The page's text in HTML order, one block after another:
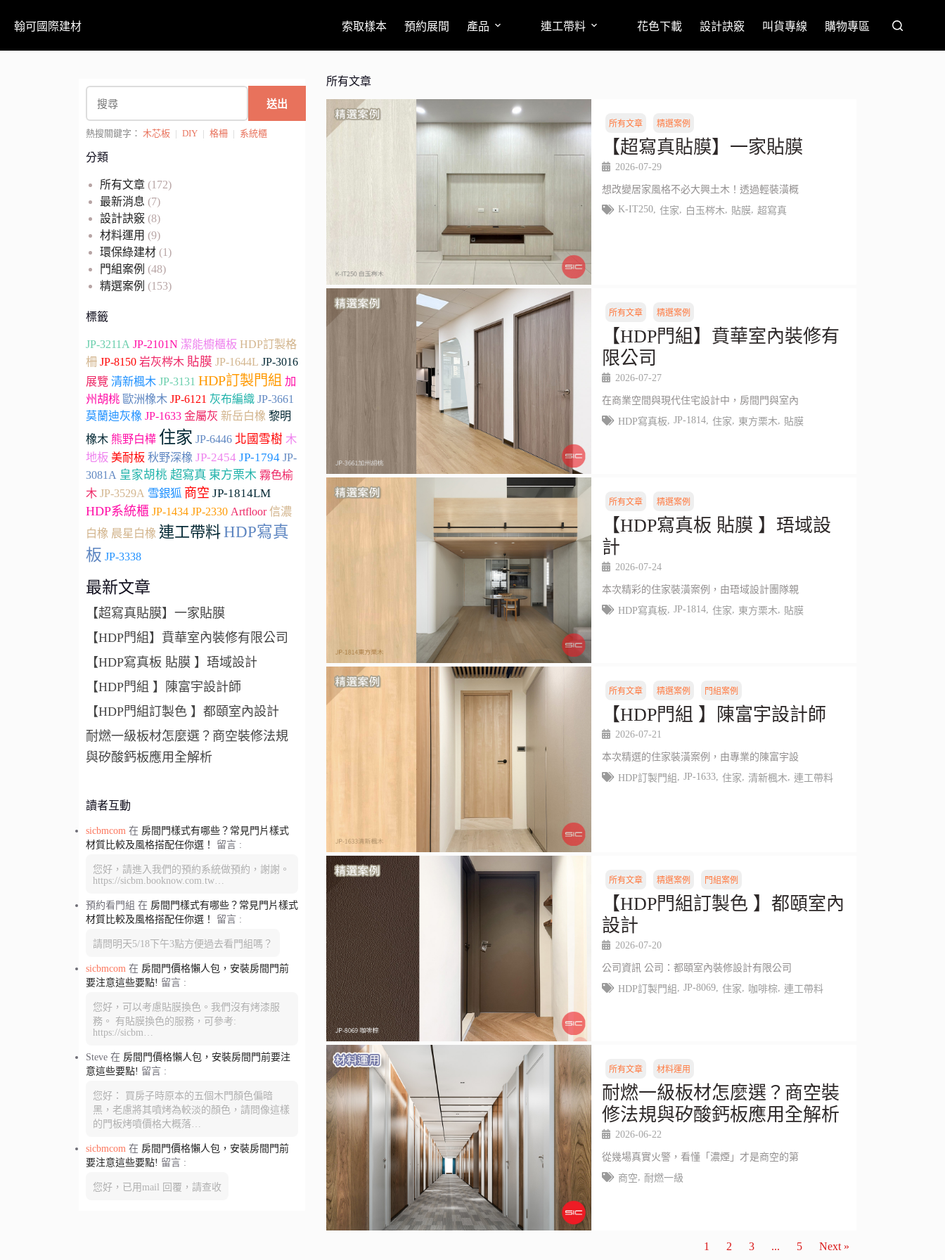
翰可國際建材 索取樣本 預約展間 產品 連工帶料 花色下載 設計訣竅 叫貨專線 購物專區
送出
熱搜關鍵字： 木芯板 | DIY | 格柵 | 系統櫃
分類
所有文章 (172)
最新消息 (7)
設計訣竅 (8)
材料運用 (9)
環保綠建材 (1)
門組案例 (48)
精選案例 (153)
標籤
JP-3211A JP-2101N 潔能櫥櫃板 HDP訂製格
柵 JP-8150 岩灰梣木 貼膜 JP-1644L JP-3016
展覽 清新楓木 JP-3131 HDP訂製門組 加
州胡桃 歐洲橡木 JP-6121 灰布編織 JP-3661
莫蘭迪灰橡 JP-1633 金屬灰 新岳白橡 黎明
橡木 熊野白樺 住家 JP-6446 北國雪樹 木
地板 美耐板 秋野深橡 JP-2454 JP-1794 JP-
3081A 皇家胡桃 超寫真 東方栗木 霧色榆
木 JP-3529A 雪銀狐 商空 JP-1814LM
HDP系統櫃 JP-1434 JP-2330 Artfloor 信濃
白橡 晨星白橡 連工帶料HDP寫真
板 JP-3338
最新文章
【超寫真貼膜】一家貼膜
【HDP門組】賁華室內裝修有限公司
【HDP寫真板 貼膜 】珸域設計
【HDP門組 】陳富宇設計師
【HDP門組訂製色 】都頤室內設計
耐燃一級板材怎麼選？商空裝修法規
與矽酸鈣板應用全解析
讀者互動
sicbmcom 在 房間門樣式有哪些？常見門片樣式
材質比較及風格搭配任你選！
留言 :
您好，請進入我們的預約系統做預約，謝謝。
https://sicbm.booknow.com.tw…
預約看門組 在 房間門樣式有哪些？常見門片樣式
材質比較及風格搭配任你選！
留言 :
請問明天5/18下午3點方便過去看門組嗎？
sicbmcom 在 房間門價格懶人包，安裝房間門前
要注意這些要點! 留言 :
您好，可以考慮貼膜換色。我們沒有烤漆服
務。 有貼膜換色的服務，可參考:
https://sicbm…
Steve 在 房間門價格懶人包，安裝房間門前要注
意這些要點! 留言 :
您好： 買房子時原本的五個木門顏色偏暗
黑，老慮將其噴烤為較淡的顏色，請問像這樣
的門板烤噴價格大概落…
sicbmcom 在 房間門價格懶人包，安裝房間門前
要注意這些要點! 留言 :
您好，已用mail 回覆，請查收
所有文章
所有文章 精選案例
【超寫真貼膜】一家貼膜
2026-07-29
想改變居家風格不必大興土木！透過輕裝潢概
K-IT250, 住家 白玉梣木 貼膜, 超寫真
所有文章 精選案例
【HDP門組】賁華室內裝修有
限公司
2026-07-27
在商業空間與現代住宅設計中，房間門與室內
HDP寫真板
JP-1814, 住家 東方栗木 貼膜
所有文章 精選案例
【HDP寫真板 貼膜 】珸域設
計
2026-07-24
本次精彩的住家裝潢案例，由珸域設計團隊親
HDP寫真板
JP-1814, 住家 東方栗木 貼膜
所有文章 精選案例 門組案例
【HDP門組 】陳富宇設計師
2026-07-21
本次精選的住家裝潢案例，由專業的陳富宇設
HDP訂製門組
JP-1633, 住家 清新楓木 連工帶料
所有文章 精選案例 門組案例
【HDP門組訂製色 】都頤室內
設計
2026-07-20
公司資訊 公司：都頤室內裝修設計有限公司
HDP訂製門組
JP-8069, 住家 咖啡棕 連工帶料
所有文章 材料運用
耐燃一級板材怎麼選？商空裝
修法規與矽酸鈣板應用全解析
2026-06-22
從幾場真實火警，看懂「濃煙」才是商空的第
商空
耐燃一級
1 2 3 ... 5 Next »